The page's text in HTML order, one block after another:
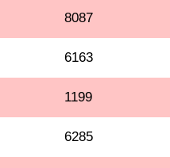
8087
6163
1199
6285